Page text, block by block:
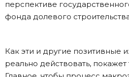
перспективе
фонда долевого
Как эти и другие позитивные
реально действовать, покажет